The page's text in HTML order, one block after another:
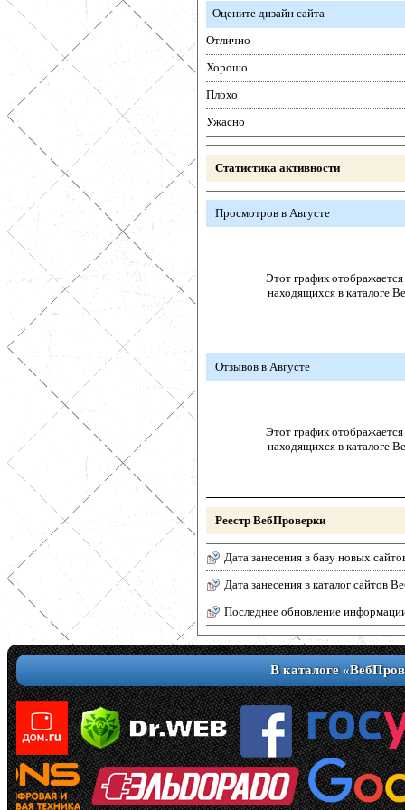
Оцените дизайн сайта
Отлично
Хорошо
Плохо
Ужасно
Статистика активности
Просмотров в Августе
Этот график отображается
находящихся в каталоге
Отзывов в Августе
Этот график отображается
находящихся в каталоге
Реестр ВебПроверки
Дата занесения в базу новых
Дата занесения в каталог сайтов
Последнее обновление
В каталоге